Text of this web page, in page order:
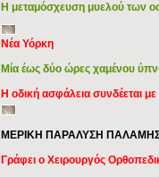
Η μεταμόσχευση μυελού των
Νέα Υόρκη
Μία έως δύο ώρες χαμένου
Η οδική ασφάλεια συνδέεται
ΜΕΡΙΚΗ ΠΑΡΑΛΥΣΗ
Γράφει ο Χειρουργός